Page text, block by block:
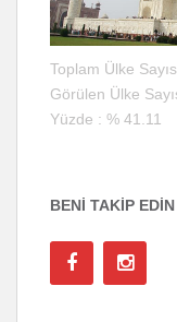
Toplam Ülke
Görülen Ülke
Yüzde : % 41.11
BENI TAKIP EDIN